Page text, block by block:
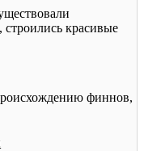
красивые
финнов,